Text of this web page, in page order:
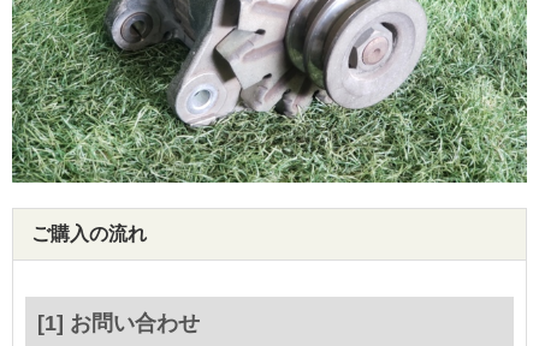
ご購入の流れ
[1] お問い合わせ